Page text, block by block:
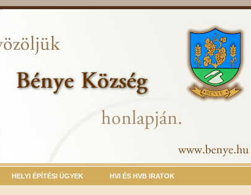
HELYI ÉPÍTÉSI ÜGYEK HVI ÉS HVB IRATOK